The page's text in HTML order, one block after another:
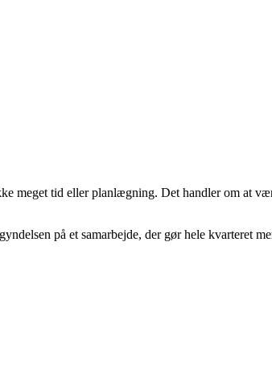
meget tid eller planlægning. Det handler om at
på et samarbejde, der gør hele kvarteret